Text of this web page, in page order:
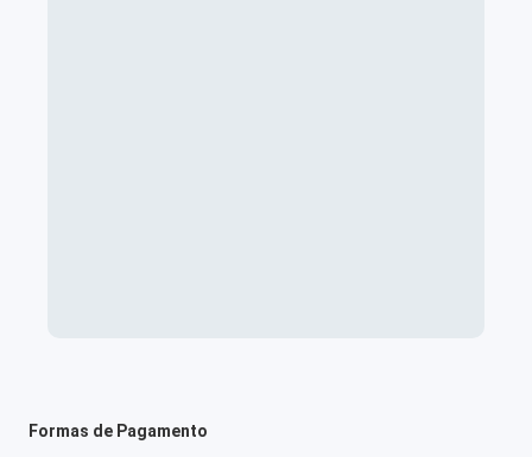
Formas de Pagamento